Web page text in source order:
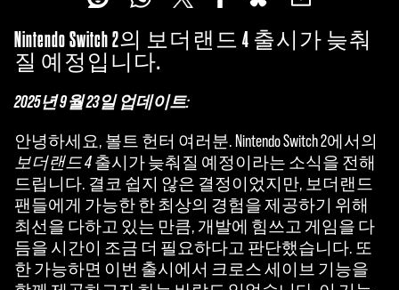
Nintendo Switch 2의 보더랜드 4 출시가 늦춰
질 예정입니다.
2025년 9월 23일 업데이트:
안녕하세요, 볼트 헌터 여러분. Nintendo Switch 2에서의
보더랜드 4출시가 늦춰질 예정이라는 소식을 전해
드립니다. 결코 쉽지 않은 결정이었지만, 보더랜드
팬들에게 가능한 한 최상의 경험을 제공하기 위해
최선을 다하고 있는 만큼, 개발에 힘쓰고 게임을 다
듬을 시간이 조금 더 필요하다고 판단했습니다. 또
한 가능하면 이번 출시에서 크로스 세이브 기능을